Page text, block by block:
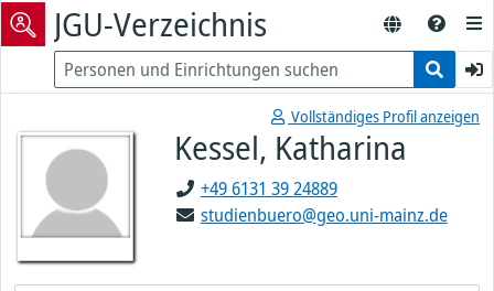
JGU-Verzeichnis
Vollständiges Profil anzeigen
Kessel, Katharina
+49 6131 39 24889
studienbuero@geo.uni-mainz.de